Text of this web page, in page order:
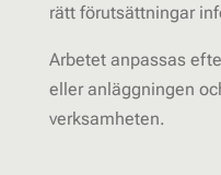
rätt förutsättningar
Arbetet anpassas
eller anläggningen
verksamheten.